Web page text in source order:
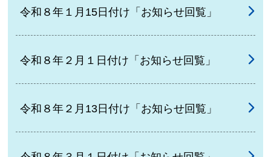
令和８年１月15日付け「お知らせ回覧」
令和８年２月１日付け「お知らせ回覧」
令和８年２月13日付け「お知らせ回覧」